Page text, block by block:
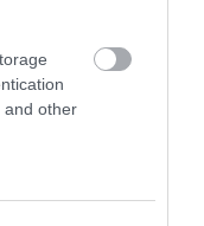
and other
a bankot,